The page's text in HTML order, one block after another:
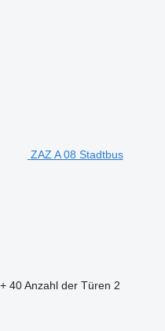
ZAZ A 08 Stadtbus
40 Anzahl der Türen 2